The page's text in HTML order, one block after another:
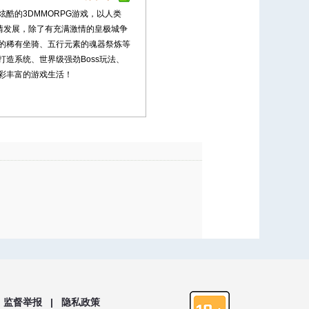
酷的3DMMORPG游戏，以人类
发展，除了有充满激情的皇极城争
稀有坐骑、五行元素的魂器祭炼等
系统、世界级强劲Boss玩法、
丰富的游戏生活！
监督举报 | 隐私政策